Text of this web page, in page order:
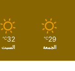
29
℃
الجمعة
32
℃
السبت